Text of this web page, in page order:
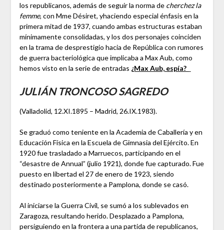
los republicanos, además de seguir la norma de cherchez la
femme, con Mme Désiret, yhaciendo especial énfasis en la
primera mitad de 1937, cuando ambas estructuras estaban
mínimamente consolidadas, y los dos personajes coinciden
en la trama de desprestigio hacia de República con rumores
de guerra bacteriológica que implicaba a Max Aub, como
hemos visto en la serie de entradas ¿Max Aub, espía?
JULIÁN TRONCOSO SAGREDO
(Valladolid, 12.XI.1895 – Madrid, 26.IX.1983).
Se graduó como teniente en la Academia de Caballería y en
Educación Física en la Escuela de Gimnasia del Ejército. En
1920 fue trasladado a Marruecos, participando en el
“desastre de Annual” (julio 1921), donde fue capturado. Fue
puesto en libertad el 27 de enero de 1923, siendo
destinado posteriormente a Pamplona, donde se casó.
Al iniciarse la Guerra Civil, se sumó a los sublevados en
Zaragoza, resultando herido. Desplazado a Pamplona,
persiguiendo en la frontera a una partida de republicanos,